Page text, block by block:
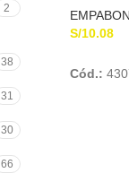
2
38
31
30
66
S/10.08
Cód.: